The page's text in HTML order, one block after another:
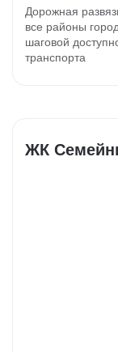
Дорожная
все районы
шаговой
транспорта
ЖК